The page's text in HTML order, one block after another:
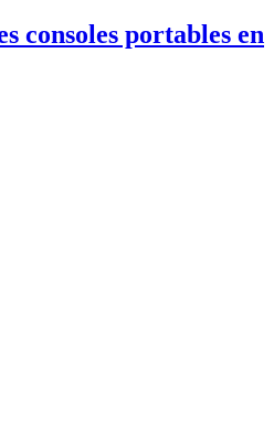
consoles portables en